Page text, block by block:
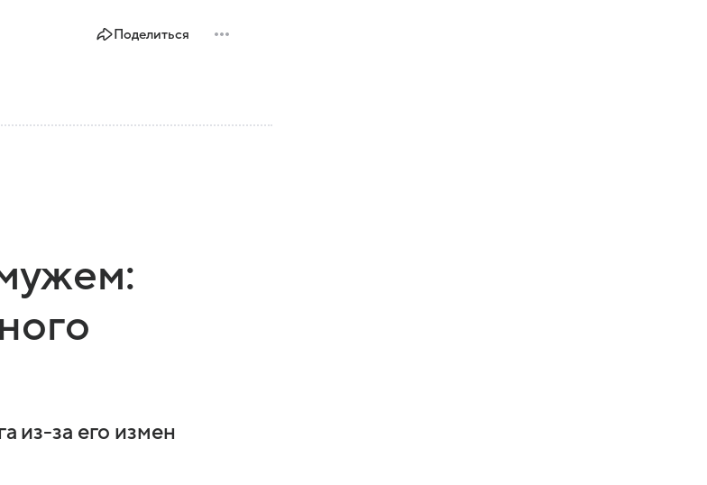
Поделиться
из-за его измен